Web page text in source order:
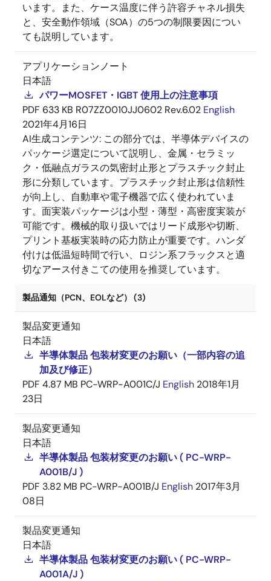
います。また、ケース温度に伴う許容チャネル損失
と、安全動作領域（SOA）の5つの制限要因につい
ても説明しています。
アプリケーションノート
日本語
パワーMOSFET・IGBT 使用上の注意事項
PDF 633 KB R07ZZ0010JJ0602 Rev.6.02 English
2021年4月16日
AI生成コンテンツ: この部分では、半導体デバイスの
パッケージ選定について説明し、金属・セラミッ
ク・低融点ガラスの気密封止形とプラスチック封止
形に分類しています。プラスチック封止形は信頼性
が向上し、自動車や電子機器で広く使われていま
す。面実装パッケージは小型・薄型・高密度実装が
可能です。機械的取り扱いではリード成形や切断、
プリント基板実装時の応力防止が重要です。ハンダ
付けは低温短時間で行い、ロジン系フラックスと適
切なアース付きこての使用を推奨しています。
製品通知（PCN、EOLなど） (3)
製品変更通知
日本語
半導体製品 包装材変更のお願い（一部内容の追
加及び修正）
PDF 4.87 MB PC-WRP-A001C/J English 2018年1月
23日
製品変更通知
日本語
半導体製品 包装材変更のお願い ( PC-WRP-
A001B/J )
PDF 3.82 MB PC-WRP-A001B/J English 2017年3月
08日
製品変更通知
日本語
半導体製品 包装材変更のお願い ( PC-WRP-
A001A/J )